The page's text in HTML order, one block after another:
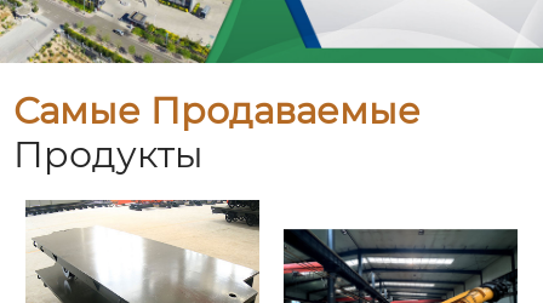
Самые Продаваемые
Продукты